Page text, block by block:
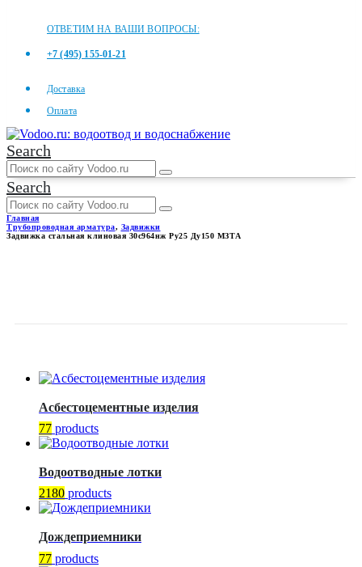
ОТВЕТИМ НА ВАШИ ВОПРОСЫ:
+7 (495) 155-01-21
Доставка
Оплата
Search
Search
Главная
Трубопроводная арматура, Задвижки
Задвижка стальная клиновая 30с964нж Ру25 Ду150 МЗТА
Асбестоцементные изделия
77 products
Водоотводные лотки
2180 products
Дождеприемники
77 products